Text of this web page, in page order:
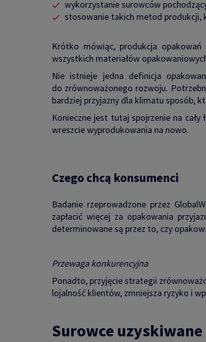
wykorzystanie surowców
stosowanie takich metod produkcji,
Krótko mówiąc, produkcja
wszystkich materiałów
Nie istnieje jedna definicja
do zrównoważonego rozwoju.
bardziej przyjazny dla klimatu sposób,
Konieczne jest tutaj spojrzenie na
wreszcie wyprodukowania na nowo.
Czego chcą konsumenci
Badanie rzeprowadzone przez
zapłacić więcej za opakowania
determinowane są przez to, czy
Przewaga konkurencyjna
Ponadto, przyjęcie strategii
lojalność klientów, zmniejsza ryzyko i
Surowce